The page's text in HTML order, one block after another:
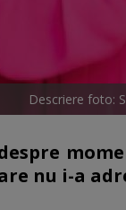
Descriere foto:
nu i-a